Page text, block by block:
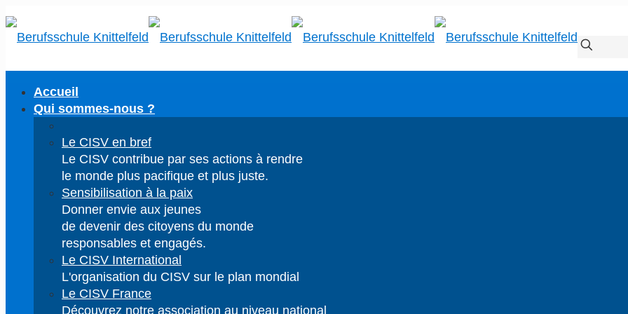
Accueil
Qui sommes-nous ?
Le CISV en bref
Le CISV contribue par ses actions à rendre
le monde plus pacifique et plus juste.
Sensibilisation à la paix
Donner envie aux jeunes
de devenir des citoyens du monde
responsables et engagés.
Le CISV International
L'organisation du CISV sur le plan mondial
Le CISV France
Découvrez notre association au niveau national